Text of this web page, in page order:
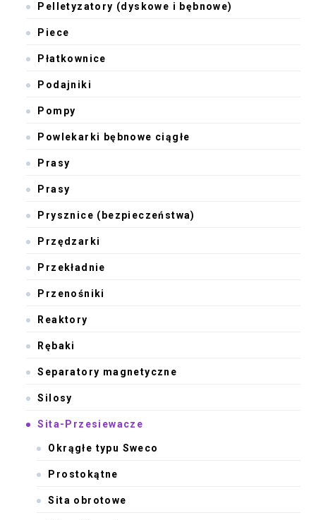
Pelletyzatory (dyskowe i bębnowe)
Piece
Płatkownice
Podajniki
Pompy
Powlekarki bębnowe ciągłe
Prasy
Prasy
Prysznice (bezpieczeństwa)
Przędzarki
Przekładnie
Przenośniki
Reaktory
Rębaki
Separatory magnetyczne
Silosy
Sita-Przesiewacze
Okrągłe typu Sweco
Prostokątne
Sita obrotowe